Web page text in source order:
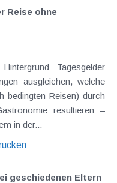
Reise ohne
Tagesgelder
ausgleichen, welche
bedingten Reisen) durch
resultieren –
in der...
geschiedenen Eltern